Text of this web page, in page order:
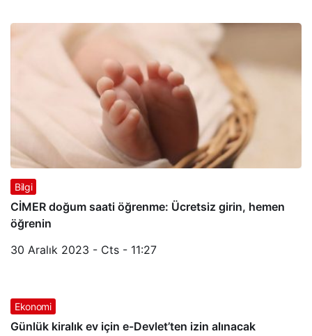
Bilgi
CİMER doğum saati öğrenme: Ücretsiz girin, hemen
öğrenin
30 Aralık 2023 - Cts - 11:27
Ekonomi
Günlük kiralık ev için e-Devlet’ten izin alınacak